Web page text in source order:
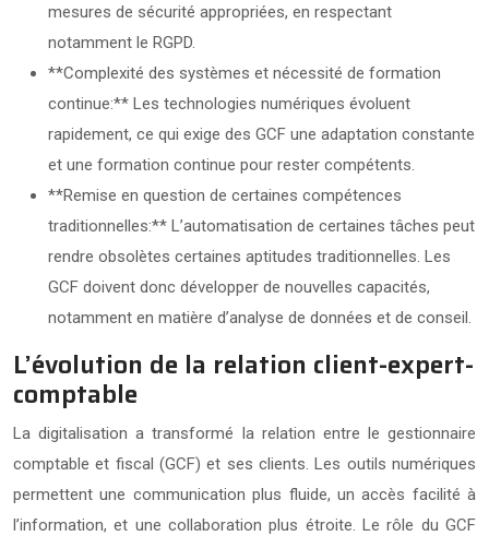
mesures de sécurité appropriées, en respectant
notamment le RGPD.
**Complexité des systèmes et nécessité de formation
continue:** Les technologies numériques évoluent
rapidement, ce qui exige des GCF une adaptation constante
et une formation continue pour rester compétents.
**Remise en question de certaines compétences
traditionnelles:** L’automatisation de certaines tâches peut
rendre obsolètes certaines aptitudes traditionnelles. Les
GCF doivent donc développer de nouvelles capacités,
notamment en matière d’analyse de données et de conseil.
L’évolution de la relation client-expert-
comptable
La digitalisation a transformé la relation entre le gestionnaire
comptable et fiscal (GCF) et ses clients. Les outils numériques
permettent une communication plus fluide, un accès facilité à
l’information, et une collaboration plus étroite. Le rôle du GCF